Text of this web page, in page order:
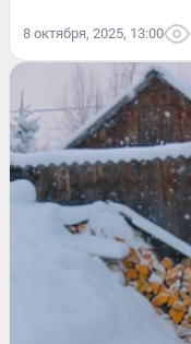
8 октября, 2025, 13:00